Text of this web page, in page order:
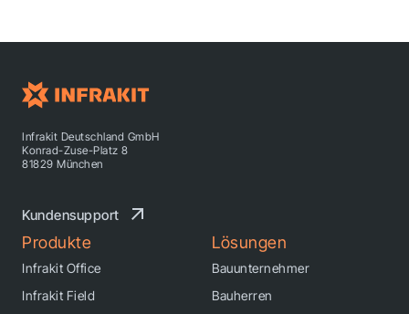
Produkte
Infrakit Office
Infrakit Field
Lösungen
Bauunternehmer
Bauherren
Infrakit Deutschland GmbH
Konrad-Zuse-Platz 8
81829 München
Kundensupport